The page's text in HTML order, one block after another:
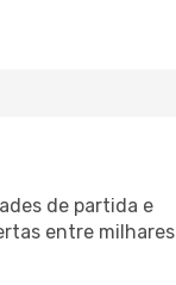
de partida e
entre milhares